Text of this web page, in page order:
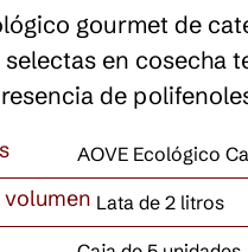
gourmet de
en cosecha
de
AOVE Ecológico
volumen Lata de 2 litros